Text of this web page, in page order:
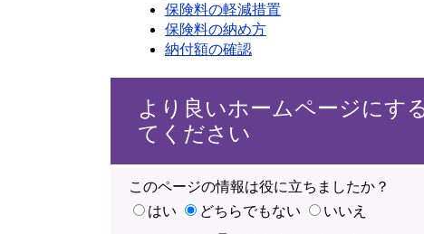
保険料の軽減措置
保険料の納め方
納付額の確認
より良いホームページにす
てください
このページの情報は役に立ちましたか？
はい
どちらでもない
いいえ